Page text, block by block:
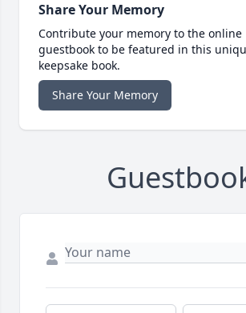
Share Your Memory
Contribute your memory to the online
guestbook to be featured in this
keepsake book.
Share Your Memory